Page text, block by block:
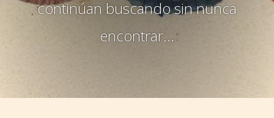
continúan buscando sin nunca
encontrar…